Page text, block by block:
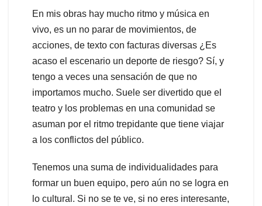
En mis obras hay mucho ritmo y música en
vivo, es un no parar de movimientos, de
acciones, de texto con facturas diversas ¿Es
acaso el escenario un deporte de riesgo? Sí, y
tengo a veces una sensación de que no
importamos mucho. Suele ser divertido que el
teatro y los problemas en una comunidad se
asuman por el ritmo trepidante que tiene viajar
a los conflictos del público.
Tenemos una suma de individualidades para
formar un buen equipo, pero aún no se logra en
lo cultural. Si no se te ve, si no eres interesante,